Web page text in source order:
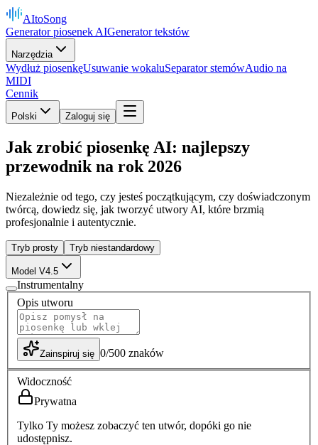
AItoSong
Generator piosenek AIGenerator tekstów
Narzędzia
Wydłuż piosenkęUsuwanie wokaluSeparator stemówAudio na
MIDI
Cennik
Polski Zaloguj się
Jak zrobić piosenkę AI: najlepszy
przewodnik na rok 2026
Niezależnie od tego, czy jesteś początkującym, czy doświadczonym
twórcą, dowiedz się, jak tworzyć utwory AI, które brzmią
profesjonalnie i autentycznie.
Tryb prosty Tryb niestandardowy
Model V4.5
Instrumentalny
Opis utworu
Zainspiruj się 0/500 znaków
Widoczność
Prywatna
Tylko Ty możesz zobaczyć ten utwór, dopóki go nie
udostępnisz.